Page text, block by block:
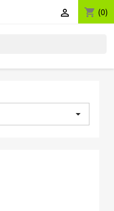
shopping_cart (0)

arrow_drop_down